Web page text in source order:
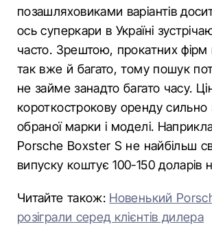
позашляховиками варіантів
ось суперкари в Україні
часто. Зрештою, прокатних фірм
так вже й багато, тому пошук
не займе занадто багато часу.
короткострокову оренду сильно
обраної марки і моделі.
Porsche Boxster S не найбільш
випуску коштує 100-150 доларів
Читайте також: Новенький
розіграли серед клієнтів дилера